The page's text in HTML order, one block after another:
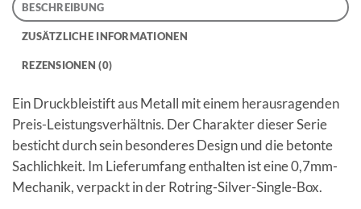
BESCHREIBUNG
ZUSÄTZLICHE INFORMATIONEN
REZENSIONEN (0)
Ein Druckbleistift aus Metall mit einem herausragenden
Preis-Leistungsverhältnis. Der Charakter dieser Serie
besticht durch sein besonderes Design und die betonte
Sachlichkeit. Im Lieferumfang enthalten ist eine 0,7mm-
Mechanik, verpackt in der Rotring-Silver-Single-Box.